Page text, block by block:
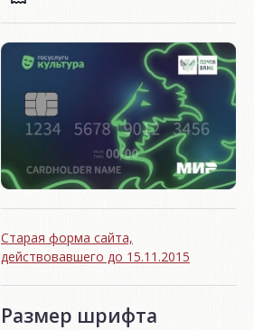
Старая форма сайта,
действовавшего до 15.11.2015
Размер шрифта